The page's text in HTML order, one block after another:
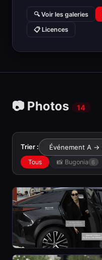
🔍 Voir les galeries
📋 Licences
📷 Photos 14
Trier :
Tous 📸 Bugonia 6